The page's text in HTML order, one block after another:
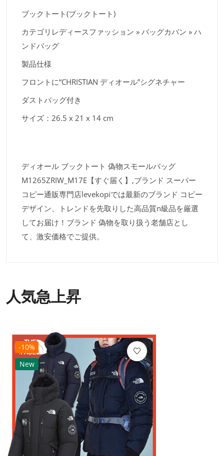
ブックトート(ブックトート)
カテゴリレディースファッション » バッグカバン » ハ
ンドバッグ
製品仕様
フロントに“CHRISTIAN ディオール”シグネチャー
ダストバッグ付き
サイズ：26.5 x 21 x 14 cm
ディオール ブックトート 偽物スモールバッグ
M1265ZRIW_M17E【すぐ届く】,ブランド スーパー
コピー通販専門店levekopiでは最新のブランド コピー
デザイン、トレンドを先取りした高品質n級品を厳選
してお届け！ブランド 偽物を取り扱う老舗店とし
て、激安価格でご提供。
人気急上昇
-10%
New